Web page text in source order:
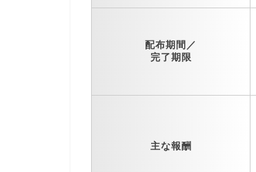
配布期間／
完了期限
主な報酬